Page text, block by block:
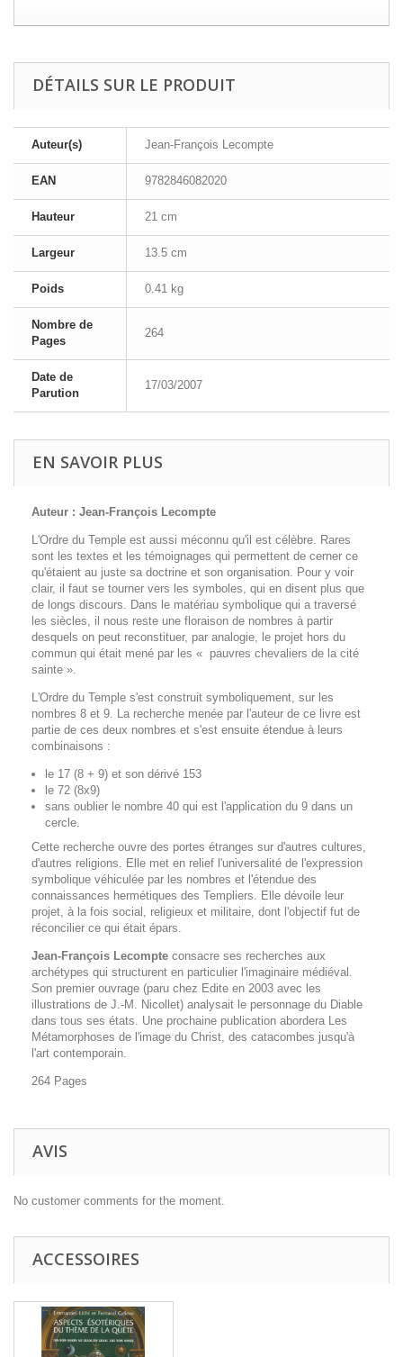
DÉTAILS SUR LE PRODUIT
Auteur(s) Jean-François Lecompte
EAN 9782846082020
Hauteur 21 cm
Largeur 13.5 cm
Poids 0.41 kg
Nombre de
Pages
264
Date de
Parution
17/03/2007
EN SAVOIR PLUS
Auteur : Jean-François Lecompte
L'Ordre du Temple est aussi méconnu qu'il est célèbre. Rares
sont les textes et les témoignages qui permettent de cerner ce
qu'étaient au juste sa doctrine et son organisation. Pour y voir
clair, il faut se tourner vers les symboles, qui en disent plus que
de longs discours. Dans le matériau symbolique qui a traversé
les siècles, il nous reste une floraison de nombres à partir
desquels on peut reconstituer, par analogie, le projet hors du
commun qui était mené par les « pauvres chevaliers de la cité
sainte ».
L'Ordre du Temple s'est construit symboliquement, sur les
nombres 8 et 9. La recherche menée par l'auteur de ce livre est
partie de ces deux nombres et s'est ensuite étendue à leurs
combinaisons :
le 17 (8 + 9) et son dérivé 153
le 72 (8x9)
sans oublier le nombre 40 qui est l'application du 9 dans un
cercle.
Cette recherche ouvre des portes étranges sur d'autres cultures,
d'autres religions. Elle met en relief l'universalité de l'expression
symbolique véhiculée par les nombres et l'étendue des
connaissances hermétiques des Templiers. Elle dévoile leur
projet, à la fois social, religieux et militaire, dont l'objectif fut de
réconcilier ce qui était épars.
Jean-François Lecompte consacre ses recherches aux
archétypes qui structurent en particulier l'imaginaire médiéval.
Son premier ouvrage (paru chez Edite en 2003 avec les
illustrations de J.-M. Nicollet) analysait le personnage du Diable
dans tous ses états. Une prochaine publication abordera Les
Métamorphoses de l'image du Christ, des catacombes jusqu'à
l'art contemporain.
264 Pages
AVIS
No customer comments for the moment.
ACCESSOIRES